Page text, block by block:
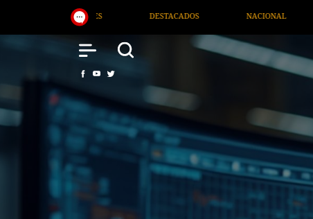
NACIONAL SALUD INTERNACIONAL